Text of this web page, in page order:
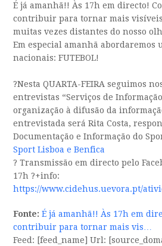
É já amanhã!! Às 17h em directo!
contribuir para tornar mais
muitas vezes distantes do nosso
Em especial amanhã abordaremos
nacionais: FUTEBOL!
?Nesta QUARTA-FEIRA seguimos
entrevistas “Serviços de
organização à difusão da
entrevistada será Rita Costa,
Documentação e Informação do
Sport Lisboa e Benfica
? Transmissão em directo pelo
17h ?+info:
https://www.cidehus.uevora.pt/
Fonte: É já amanhã!! Às 17h em
contribuir para tornar mais vis…
Feed: [feed_name] Url: